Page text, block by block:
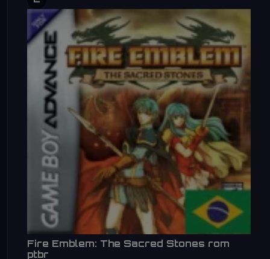
Fire Emblem: The Sacred Stones rom
ptbr